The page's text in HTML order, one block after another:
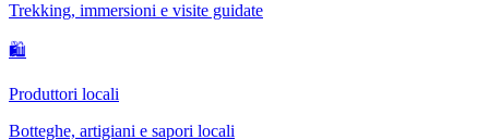
Trekking, immersioni e visite guidate
🛍
Produttori locali
Botteghe, artigiani e sapori locali